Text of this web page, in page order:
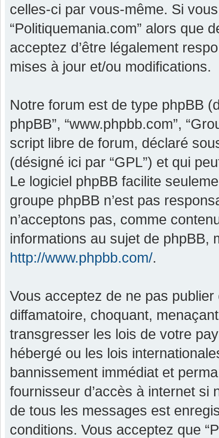
celles-ci par vous-même. Si
“Politiquemania.com” alors que
acceptez d’être légalement
mises à jour et/ou modifications.
Notre forum est de type phpBB
phpBB”, “www.phpbb.com”,
script libre de forum, déclaré
(désigné ici par “GPL”) et qui
Le logiciel phpBB facilite
groupe phpBB n’est pas
n’acceptons pas, comme
informations au sujet de phpBB,
http://www.phpbb.com/.
Vous acceptez de ne pas
diffamatoire, choquant,
transgresser les lois de votre
hébergé ou les lois
bannissement immédiat et
fournisseur d’accès à internet si
de tous les messages est
conditions. Vous acceptez que